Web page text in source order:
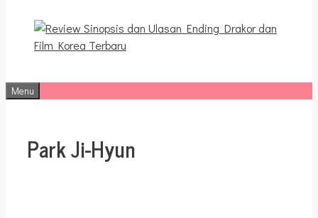
Menu
Park Ji-Hyun